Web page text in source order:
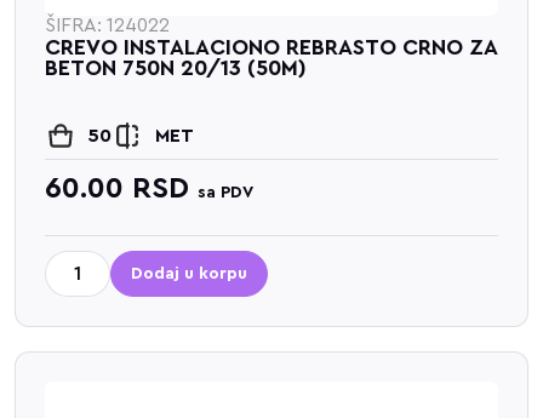
ŠIFRA: 124022
CREVO INSTALACIONO REBRASTO CRNO ZA
BETON 750N 20/13 (50M)
50 MET
60.00 RSD sa PDV
Dodaj u korpu